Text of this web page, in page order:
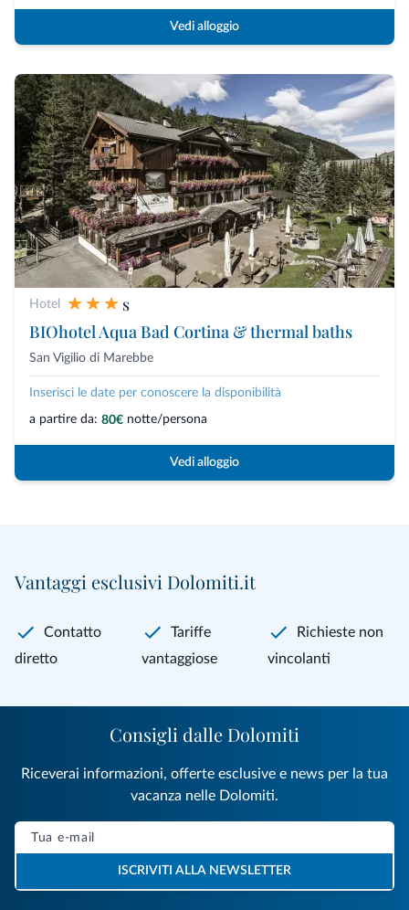
Vedi alloggio
Hotel
s
BIOhotel Aqua Bad Cortina & thermal baths
San Vigilio di Marebbe
Inserisci le date per conoscere la disponibilità
a partire da: 80€ notte/persona
Vedi alloggio
Vantaggi esclusivi Dolomiti.it
Contatto
diretto
Tariffe
vantaggiose
Richieste non
vincolanti
Consigli dalle Dolomiti
Riceverai informazioni, offerte esclusive e news per la tua
vacanza nelle Dolomiti.
ISCRIVITI ALLA NEWSLETTER